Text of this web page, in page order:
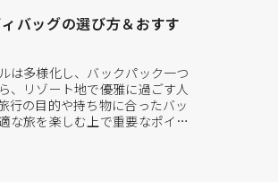
バッグの選び方＆おすす
は多様化し、バックパック一つ
、リゾート地で優雅に過ごす人
行の目的や持ち物に合ったバッ
な旅を楽しむ上で重要なポイン
バッグの種類の中でも、ボディ
選択肢の一つです。 ボディバッ